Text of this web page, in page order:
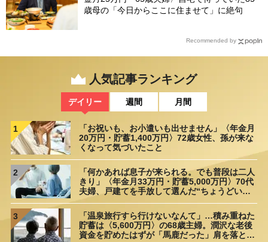
歳母の「今日からここに住ませて」に絶句
Recommended by
人気記事ランキング
デイリー 週間 月間
1
「お祝いも、お小遣いも出せません」〈年金月
20万円・貯蓄1,400万円〉72歳女性、孫が来な
くなって気づいたこと
2
「何かあれば息子が来られる。でも普段は二人
きり」〈年金月33万円・貯蓄5,000万円〉70代
夫婦、戸建てを手放して選んだ“ちょうどいい
3
「温泉旅行すら行けないなんて」…積み重ねた
貯蓄は〈5,600万円〉の68歳主婦。潤沢な老後
資金を貯めたはずが「馬鹿だった」肩を落とす